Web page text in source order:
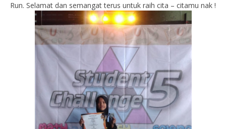
Run. Selamat dan semangat terus untuk raih cita – citamu nak !